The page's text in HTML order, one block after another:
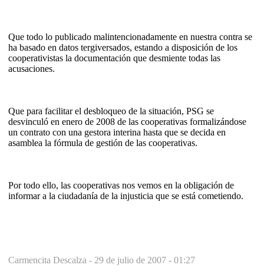
Que todo lo publicado malintencionadamente en nuestra contra se
ha basado en datos tergiversados, estando a disposición de los
cooperativistas la documentación que desmiente todas las
acusaciones.
Que para facilitar el desbloqueo de la situación, PSG se
desvinculó en enero de 2008 de las cooperativas formalizándose
un contrato con una gestora interina hasta que se decida en
asamblea la fórmula de gestión de las cooperativas.
Por todo ello, las cooperativas nos vemos en la obligación de
informar a la ciudadanía de la injusticia que se está cometiendo.
Carmencita Descalza - 29 de julio de 2007 - 01:27